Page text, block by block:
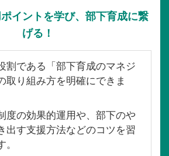
イントを学び、部下育成に繋
げる！
割である「部下育成のマネジ
取り組み方を明確にできま
度の効果的運用や、部下のや
出す支援方法などのコツを習